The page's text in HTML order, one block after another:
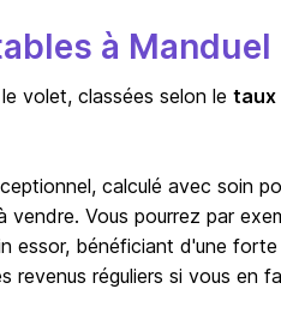
à Manduel
volet, classées selon le taux
calculé avec soin
Vous pourrez par
essor, bénéficiant d'une forte
revenus réguliers si vous en